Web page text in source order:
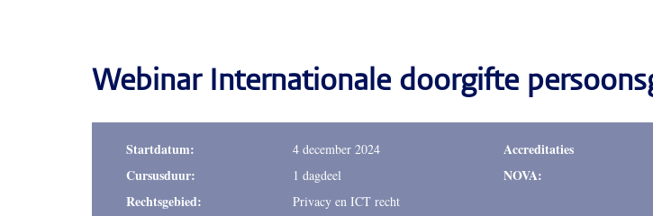
Webinar Internationale doorgifte
Startdatum: 4 december 2024
Cursusduur: 1 dagdeel
Rechtsgebied: Privacy en ICT recht
Accreditaties
NOVA: